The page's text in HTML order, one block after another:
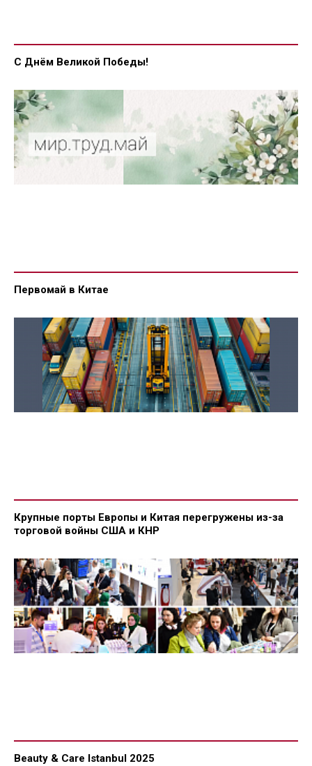
С Днём Великой Победы!
Первомай в Китае
Крупные порты Европы и Китая перегружены из-за
торговой войны США и КНР
Beauty & Care Istanbul 2025